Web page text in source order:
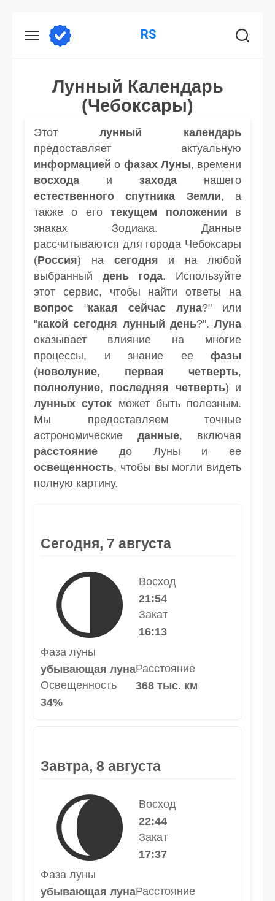
RS
Лунный Календарь
(Чебоксары)
Этот лунный календарь
предоставляет актуальную
информацией о фазах Луны, времени
восхода и захода нашего
естественного спутника
Земли, а
также о еготекущем положении в
знаках Зодиака. Данные
рассчитываются для города Чебоксары
(Россия) на сегодня и на любой
выбранный день года. Используйте
этот сервис, чтобы найти ответы на
вопрос "какая сейчас луна?" или
"какой сегодня лунный день?". Луна
оказывает влияние на многие
процессы, и знание ее фазы
(новолуние, первая четверть,
полнолуние, последняя четверть) и
лунных суток может быть полезным.
Мы предоставляем точные
астрономические данные, включая
расстояние до Луны и ее
освещенность, чтобы вы могли видеть
полную картину.
Сегодня, 7 августа
🌗
Восход
21:54
Закат
16:13
Фаза луны
убывающая луна
Освещенность
34%
Расстояние
368 тыс. км
Завтра, 8 августа
🌘
Восход
22:44
Закат
17:37
Фаза луны
убывающая лунаРасстояние